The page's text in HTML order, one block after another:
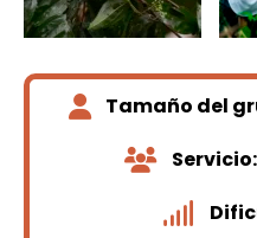
Tamaño del
Servicio: